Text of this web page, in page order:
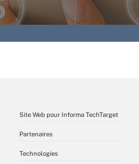
Site Web pour Informa TechTarget
Partenaires
Technologies